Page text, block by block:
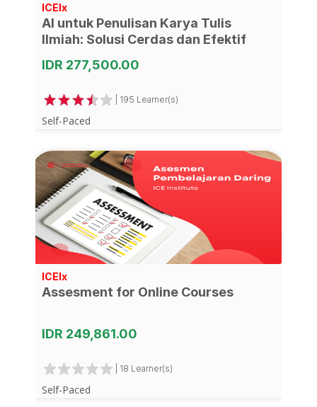
ICEIx
AI untuk Penulisan Karya Tulis
Ilmiah: Solusi Cerdas dan Efektif
IDR 277,500.00
| 195 Learner(s)
Self-Paced
ICEIx
Assesment for Online Courses
IDR 249,861.00
| 18 Learner(s)
Self-Paced